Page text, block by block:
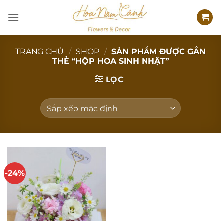
qua
TRANG CHỦ
/ SHOP / SẢN PHẨM ĐƯỢC GẮN
THẺ “HỘP HOA SINH NHẬT”
LỌC
-24%